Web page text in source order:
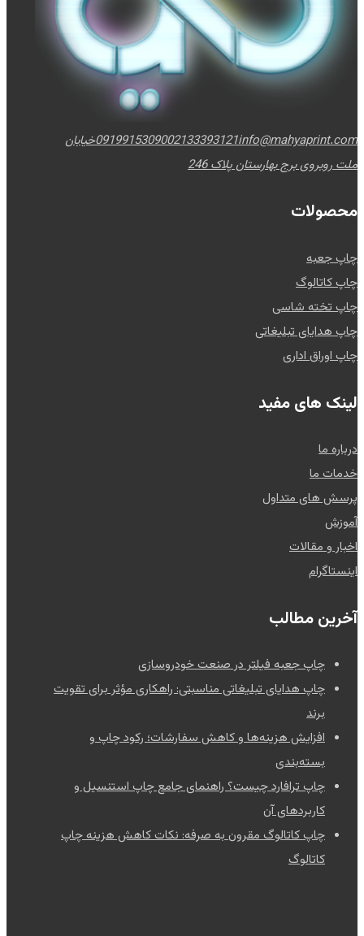
0919915309002133393121info@mahyaprint.com
خیابان
ملت روبروی برج بهارستان پلاک 246
محصولات
چاپ جعبه
چاپ کاتالوگ
چاپ تخته شاسی
چاپ هدایای تبلیغاتی
چاپ اوراق اداری
لینک های مفید
درباره ما
خدمات ما
پرسش های متداول
آموزش
اخبار و مقالات
اینستاگرام
آخرین مطالب
چاپ جعبه فیلتر در صنعت خودروسازی
چاپ هدایای تبلیغاتی مناسبتی: راهکاری مؤثر برای تقویت
برند
افزایش هزینه‌ها و کاهش سفارشات؛ رکود چاپ و
بسته‌بندی
چاپ ترافارد چیست؟ راهنمای جامع چاپ استنسیل و
کاربردهای آن
چاپ کاتالوگ مقرون به صرفه: نکات کاهش هزینه چاپ
کاتالوگ